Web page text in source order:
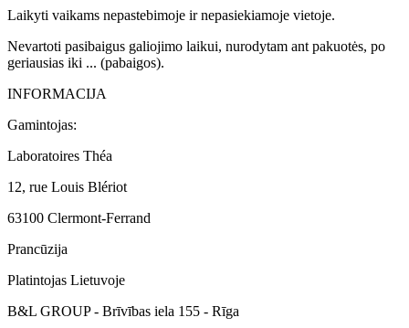
Laikyti vaikams nepastebimoje ir nepasiekiamoje vietoje.
Nevartoti pasibaigus galiojimo laikui, nurodytam ant pakuotės, po
geriausias iki ... (pabaigos).
INFORMACIJA
Gamintojas:
Laboratoires Théa
12, rue Louis Blériot
63100 Clermont-Ferrand
Prancūzija
Platintojas Lietuvoje
B&L GROUP - Brīvības iela 155 - Rīga